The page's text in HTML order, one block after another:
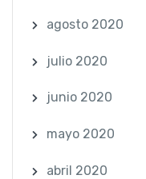
agosto 2020
julio 2020
junio 2020
mayo 2020
abril 2020